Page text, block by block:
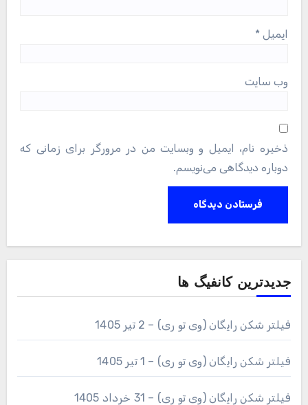
ایمیل *
وب‌ سایت
ذخیره نام، ایمیل و وبسایت من در مرورگر برای زمانی که
دوباره دیدگاهی می‌نویسم.
جدیدترین کانفیگ ها
فیلتر شکن رایگان (وی تو ری) – 2 تیر 1405
فیلتر شکن رایگان (وی تو ری) – 1 تیر 1405
فیلتر شکن رایگان (وی تو ری) – 31 خرداد 1405